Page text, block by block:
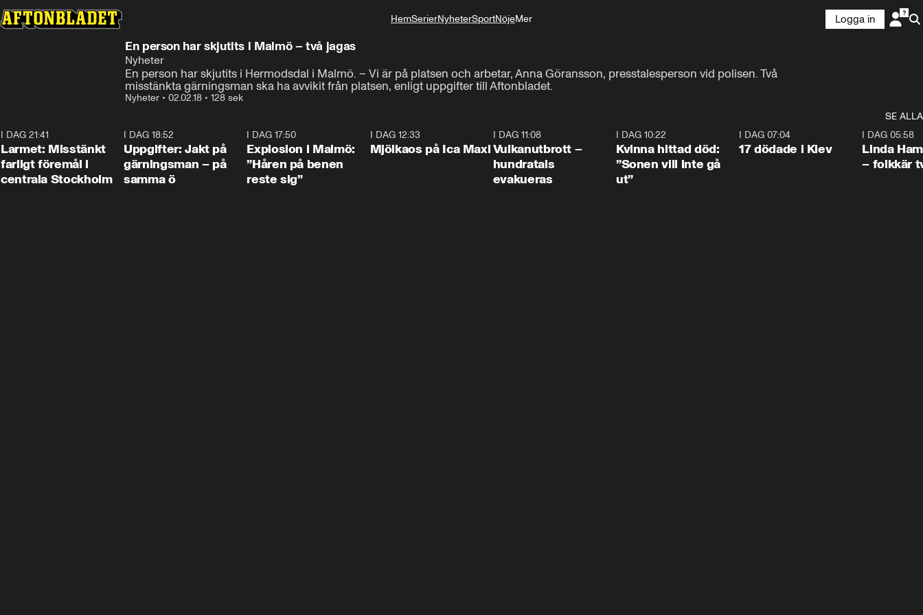
HemSerierNyheterSportNöjeMer
Logga in
En person har skjutits i Malmö – två jagas
Nyheter
En person har skjutits i Hermodsdal i Malmö. – Vi är på platsen och arbetar, Anna Göransson, presstalesperson vid polisen. Två
misstänkta gärningsman ska ha avvikit från platsen, enligt uppgifter till Aftonbladet.
Nyheter • 02.02.18 • 128 sek
SE ALLA
I DAG 21:41
Larmet: Misstänkt
farligt föremål i
centrala Stockholm
I DAG 18:52
Uppgifter: Jakt på
gärningsman – på
samma ö
I DAG 17:50
Explosion i Malmö:
”Håren på benen
reste sig”
I DAG 12:33
Mjölkaos på Ica Maxi
I DAG 11:08
Vulkanutbrott –
hundratals
evakueras
I DAG 10:22
Kvinna hittad död:
”Sonen vill inte gå
ut”
I DAG 07:04
17 dödade i Kiev
I DAG 05:58
Linda
– folkkär